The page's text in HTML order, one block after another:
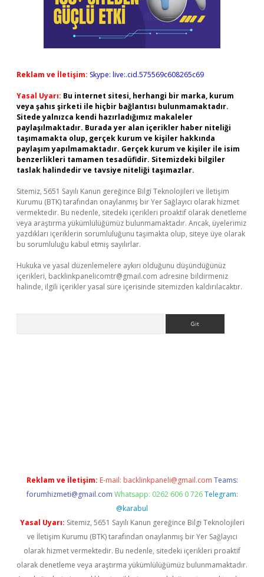
Reklam ve İletişim: Skype: live:.cid.575569c608265c69
Yasal Uyarı: Bu internet sitesi, herhangi bir marka, kurum
veya şahıs şirketi ile hiçbir bağlantısı bulunmamaktadır.
Sitede yalnızca kendi hazırladığımız makaleler
paylaşılmaktadır. Burada yer alan içerikler haber niteliği
taşımamakta olup, gerçek kurum ve kişiler hakkında
paylaşım yapılmamaktadır. Gerçek kurum ve kişiler ile isim
benzerlikleri tamamen tesadüfidir. Sitemizdeki bilgiler
taslak halindedir ve tavsiye niteliği taşımazlar.
Sitemiz, 5651 Sayılı Kanun gereğince Bilgi Teknolojileri ve İletişim
Kurumu (BTK) tarafından onaylanmış bir Yer Sağlayıcı olarak hizmet
vermektedir. Bu nedenle, sitedeki içerikleri proaktif olarak denetleme
veya araştırma yükümlülüğümüz bulunmamaktadır. Ancak, üyelerimiz
yazdıkları içeriklerin sorumluluğunu taşımakta olup, siteye üye olarak
bu sorumluluğu kabul etmiş sayılırlar.
Hukuka ve yasal düzenlemelere aykırı olduğunu düşündüğünüz
içerikleri, backlinkpanelicomtr@gmail.com adresine bildirmeniz
halinde, ilgili içerikler yasal süre içerisinde sitemizden kaldırılacaktır.
Reklam ve İletişim: E-mail: backlinkpaneli@gmail.com Teams:
forumhizmeti@gmail.com Whatsapp: 0262 606 0 726 Telegram:
@karabul
Yasal Uyarı: Sitemiz, 5651 Sayılı Kanun gereğince Bilgi Teknolojileri
ve İletişim Kurumu (BTK) tarafından onaylanmış bir Yer Sağlayıcı
olarak hizmet vermektedir. Bu nedenle, sitedeki içerikleri proaktif
olarak denetleme veya araştırma yükümlülüğümüz bulunmamaktadır.